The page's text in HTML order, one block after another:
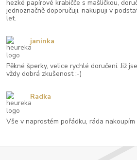
hezké papírové krabičče s mašličkou,
jednoznačně doporučuji, nakupuji v
let.
Pěkné šperky, velice rychlé doručení. Již
vždy dobrá zkušenost :-)
janinka
Vše v naprostém pořádku, ráda nakoupím
Radka